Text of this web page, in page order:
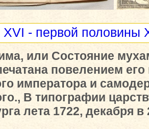
XVI - первой половины
или Состояние
повелением его
императора и
В типографии
лета 1722, декабря в